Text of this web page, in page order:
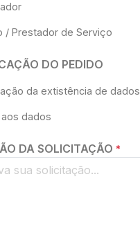
/ Prestador de Serviço
DO PEDIDO
da extistência de dados
dados
DA SOLICITAÇÃO *